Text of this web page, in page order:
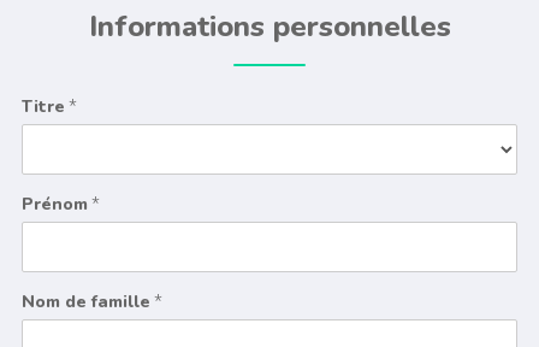
Informations personnelles
Titre *
Prénom *
Nom de famille *